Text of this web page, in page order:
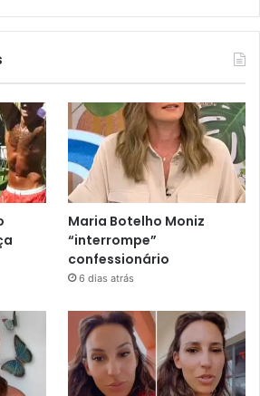
Maria Botelho Moniz
“interrompe”
confessionário
6 dias atrás